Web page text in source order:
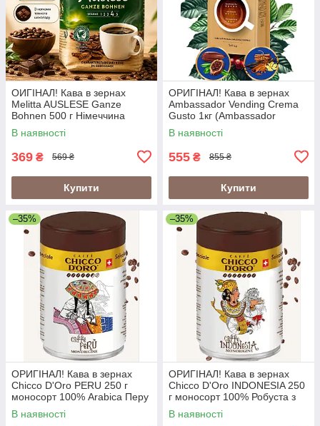
ОИГІНАЛ! Кава в зернах
Melitta AUSLESE Ganze
Bohnen 500 г Німеччина
В наявності
369 ₴ 569 ₴
Купити
ОРИГІНАЛ! Кава в зернах
Ambassador Vending Crema
Gusto 1кг (Ambassador
Crema Gusto Vending)
В наявності
555 ₴ 855 ₴
Купити
–35%
ОРИГІНАЛ! Кава в зернах
Chicco D'Oro PERU 250 г
моносорт 100% Arabica Перу
у металевій банці
(Швейцарія)
В наявності
–35%
ОРИГІНАЛ! Кава в зернах
Chicco D'Oro INDONESIA 250
г моносорт 100% Робуста з
вулканічних ґрунтів Індонезії
у банці (Швейцарія)
В наявності